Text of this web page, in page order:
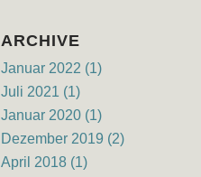
ARCHIVE
Januar 2022 (1)
Juli 2021 (1)
Januar 2020 (1)
Dezember 2019 (2)
April 2018 (1)